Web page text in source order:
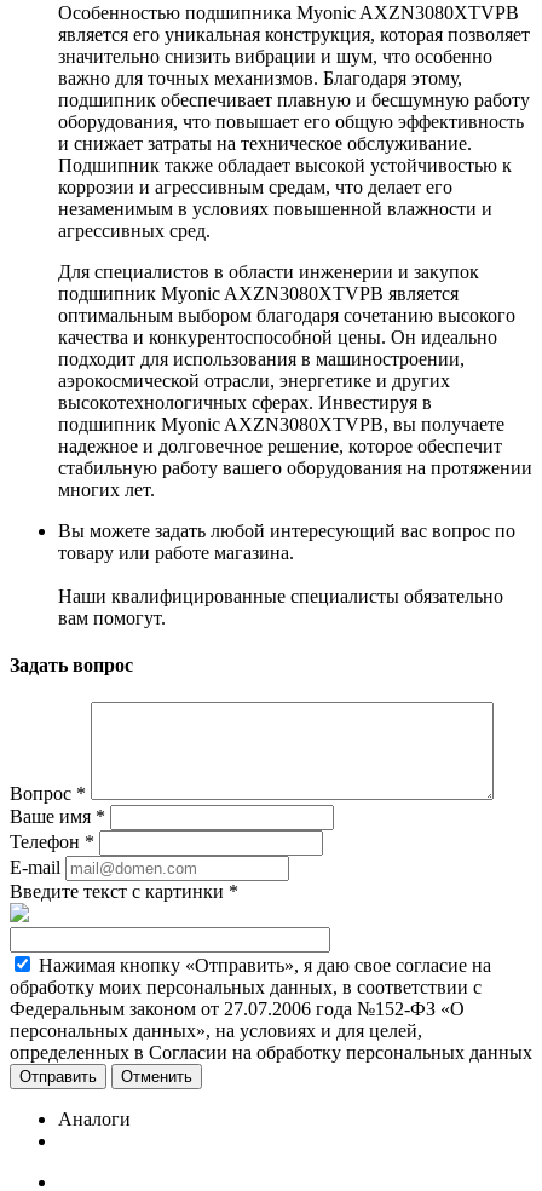
Особенностью подшипника Myonic AXZN3080XTVPB
является его уникальная конструкция, которая позволяет
значительно снизить вибрации и шум, что особенно
важно для точных механизмов. Благодаря этому,
подшипник обеспечивает плавную и бесшумную работу
оборудования, что повышает его общую эффективность
и снижает затраты на техническое обслуживание.
Подшипник также обладает высокой устойчивостью к
коррозии и агрессивным средам, что делает его
незаменимым в условиях повышенной влажности и
агрессивных сред.
Для специалистов в области инженерии и закупок
подшипник Myonic AXZN3080XTVPB является
оптимальным выбором благодаря сочетанию высокого
качества и конкурентоспособной цены. Он идеально
подходит для использования в машиностроении,
аэрокосмической отрасли, энергетике и других
высокотехнологичных сферах. Инвестируя в
подшипник Myonic AXZN3080XTVPB, вы получаете
надежное и долговечное решение, которое обеспечит
стабильную работу вашего оборудования на протяжении
многих лет.
Вы можете задать любой интересующий вас вопрос по
товару или работе магазина.
Наши квалифицированные специалисты обязательно
вам помогут.
Задать вопрос
Вопрос *
Ваше имя *
Телефон *
E-mail
Введите текст с картинки *
Нажимая кнопку «Отправить», я даю свое согласие на
обработку моих персональных данных, в соответствии с
Федеральным законом от 27.07.2006 года №152-ФЗ «О
персональных данных», на условиях и для целей,
определенных в Согласии на обработку персональных данных
Отменить
Аналоги